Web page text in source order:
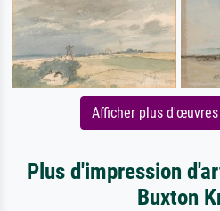
Afficher plus
Plus d'impression
Buxton